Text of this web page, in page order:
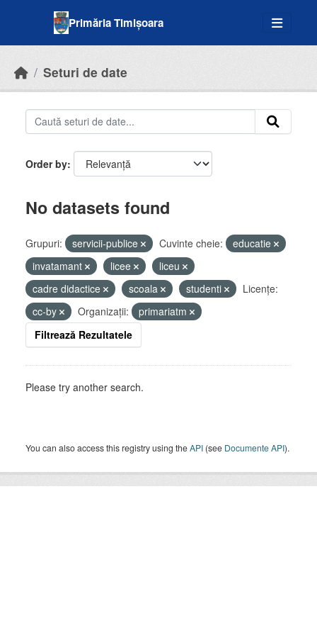
Primăria Timișoara
Seturi de date
Order by
No datasets found
Grupuri: servicii-publice Cuvinte cheie:
educatie
invatamant
licee
liceu
cadre didactice
scoala studenti
Licenţe:
cc-by
Organizații:
primariatm
Filtrează Rezultatele
Please try another search.
You can also access this registry using theAPI (see Documente API).